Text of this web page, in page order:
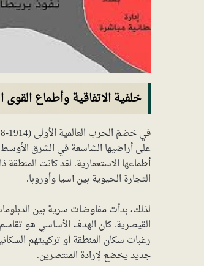
خلفية الاتفاقية وأطماع القوى
على أراضيها الشاسعة في الشرق
أطماعها الاستعمارية. لقد كانت
التجارة الحيوية بين آسيا وأوروبا.
لذلك، بدأت مفاوضات سرية بين
القيصرية. كان الهدف الأساسي هو
رغبات سكان المنطقة أو تركيبتهم
جديد يخضع لإرادة المنتصرين.